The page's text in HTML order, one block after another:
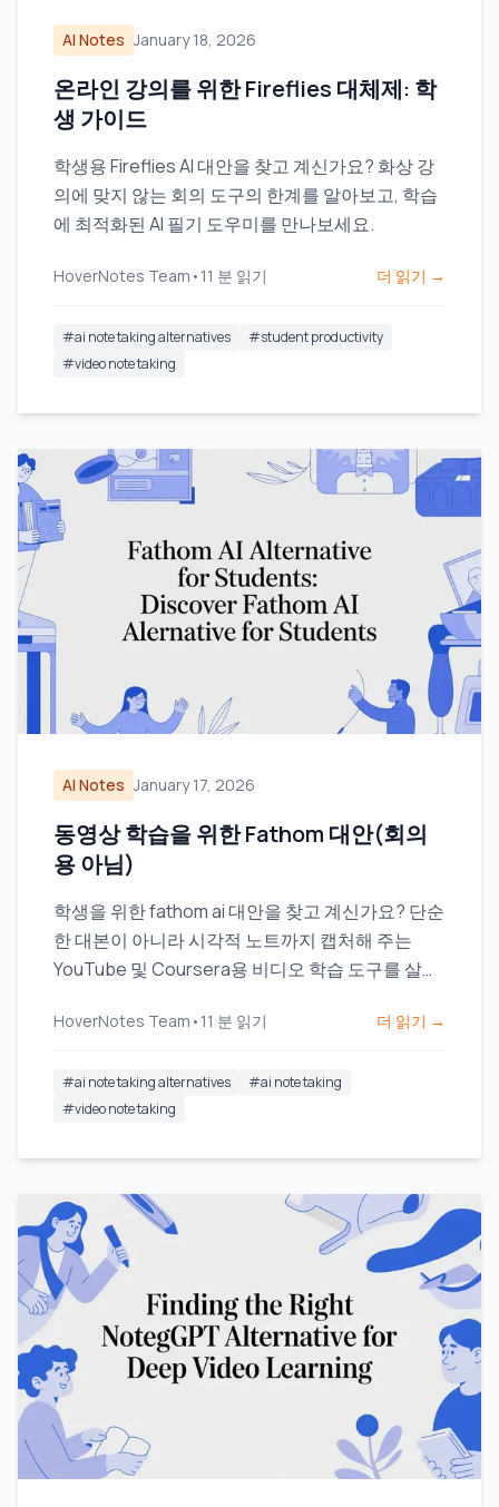
AI Notes January 18, 2026
온라인 강의를 위한 Fireflies 대체제: 학
생 가이드
학생용 Fireflies AI 대안을 찾고 계신가요? 화상 강
의에 맞지 않는 회의 도구의 한계를 알아보고, 학습
에 최적화된 AI 필기 도우미를 만나보세요.
HoverNotes Team • 11 분 읽기 더 읽기 →
#ai note taking alternatives #student productivity
#video note taking
AI Notes January 17, 2026
동영상 학습을 위한 Fathom 대안(회의
용 아님)
학생을 위한 fathom ai 대안을 찾고 계신가요? 단순
한 대본이 아니라 시각적 노트까지 캡처해 주는
YouTube 및 Coursera용 비디오 학습 도구를 살펴
HoverNotes Team • 11 분 읽기 더 읽기 →
#ai note taking alternatives #ai note taking
#video note taking